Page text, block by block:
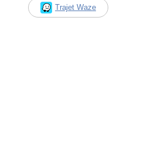
Trajet Waze